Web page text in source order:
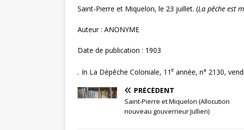
Saint-Pierre et Miquelon, le 23 juillet. (La pêche est
Auteur : ANONYME
Date de publication : 1903
. In La Dépêche Coloniale, 11 e année, n° 2130,
PRÉCÉDENT
Saint-Pierre et Miquelon (Allocution
nouveau gouverneur Jullien)